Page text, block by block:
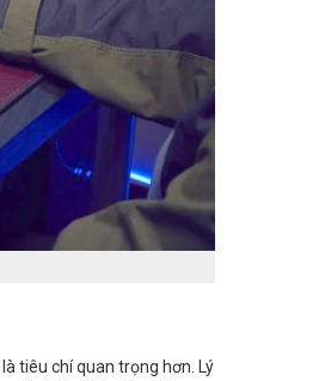
tiêu chí quan trọng hơn. Lý